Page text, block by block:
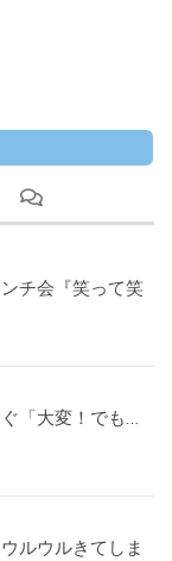
チ会『笑って笑
「大変！でも…
ルウルきてしま